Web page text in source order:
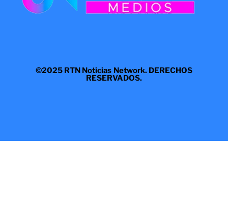
©2025 RTN Noticias Network. DERECHOS
RESERVADOS.